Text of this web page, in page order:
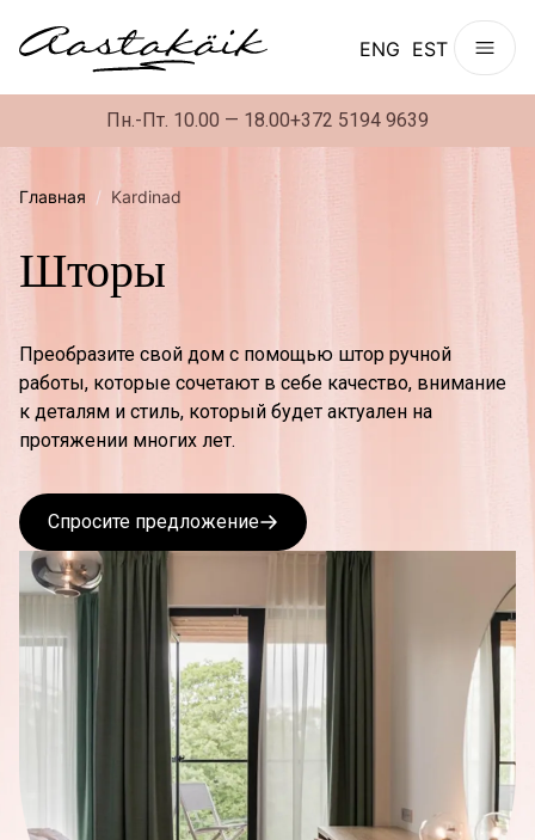
ENG EST
Пн.-Пт. 10.00 — 18.00+372 5194 9639
Главная / Kardinad
Шторы
Преобразите свой дом с помощью штор ручной
работы, которые сочетают в себе качество, внимание
к деталям и стиль, который будет актуален на
протяжении многих лет.
Спросите предложение